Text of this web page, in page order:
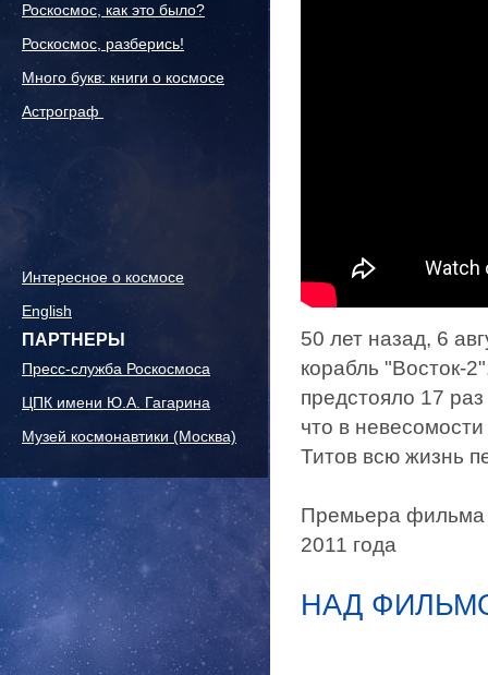
Роскосмос, как это было?
Роскосмос, разберись!
Много букв: книги о космосе
Астрограф
Интересное о космосе
English
ПАРТНЕРЫ
Пресс-служба Роскосмоса
ЦПК имени Ю.А. Гагарина
Музей космонавтики (Москва)
50 лет назад, 6
корабль "Восток-
предстояло 17
что в
Титов всю жизнь
Премьера фильма
2011 года
НАД